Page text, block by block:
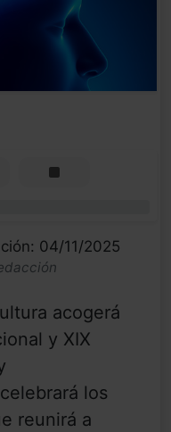
04/11/2025
acogerá
y XIX
los
reunirá a